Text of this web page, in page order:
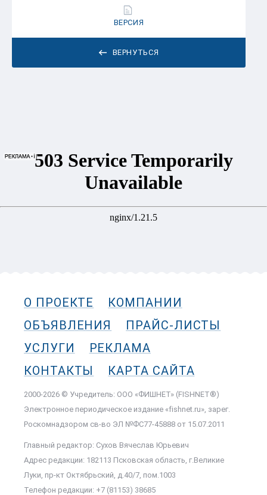
ВЕРНУТЬСЯ
ВЕРСИЯ
О ПРОЕКТЕ
КОМПАНИИ
ОБЪЯВЛЕНИЯ
ПРАЙС-ЛИСТЫ
УСЛУГИ
РЕКЛАМА
КОНТАКТЫ
КАРТА САЙТА
2000-2026 © Учредитель: ООО «ФИШНЕТ» (FISHNET®)
Электронное периодическое издание «fishnet.ru», зарег.
Роскомнадзором cв-во ЭЛ №ФС77-45888 от 15.07.2011
Главный редактор: Сухов Вячеслав Юрьевич
Адрес редакции: 182113 Псковская область, г.Великие
Луки, пр-кт Октябрьский, д.40/7, пом.1003
Телефон редакции: +7 (81153) 38685